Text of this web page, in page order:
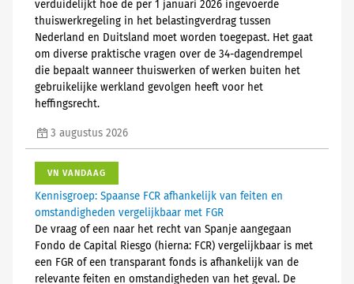
verduidelijkt hoe de per 1 januari 2026 ingevoerde
thuiswerkregeling in het belastingverdrag tussen
Nederland en Duitsland moet worden toegepast. Het gaat
om diverse praktische vragen over de 34-dagendrempel
die bepaalt wanneer thuiswerken of werken buiten het
gebruikelijke werkland gevolgen heeft voor het
heffingsrecht.
3 augustus 2026
VN VANDAAG
Kennisgroep: Spaanse FCR afhankelijk van feiten en
omstandigheden vergelijkbaar met FGR
De vraag of een naar het recht van Spanje aangegaan
Fondo de Capital Riesgo (hierna: FCR) vergelijkbaar is met
een FGR of een transparant fonds is afhankelijk van de
relevante feiten en omstandigheden van het geval. De